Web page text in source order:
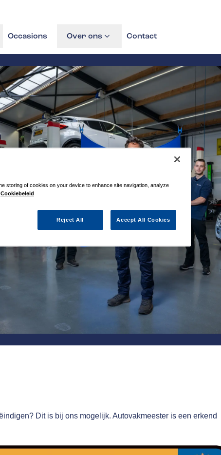
Occasions Over ons Contact
Dit is bij ons mogelijk. Autovakmeester is een erkend
storing of cookies on your device to enhance site navigation, analyze
Cookiebeleid
Reject All Accept All Cookies